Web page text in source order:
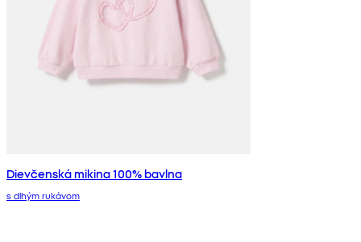
Dievčenská mikina 100% bavlna
s dlhým rukávom